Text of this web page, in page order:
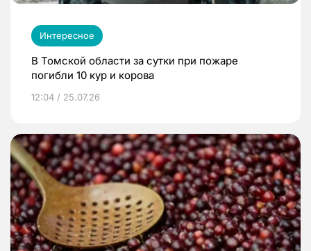
Интересное
В Томской области за сутки при пожаре
погибли 10 кур и корова
12:04 / 25.07.26